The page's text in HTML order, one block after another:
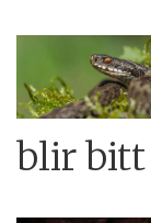
blir bitt